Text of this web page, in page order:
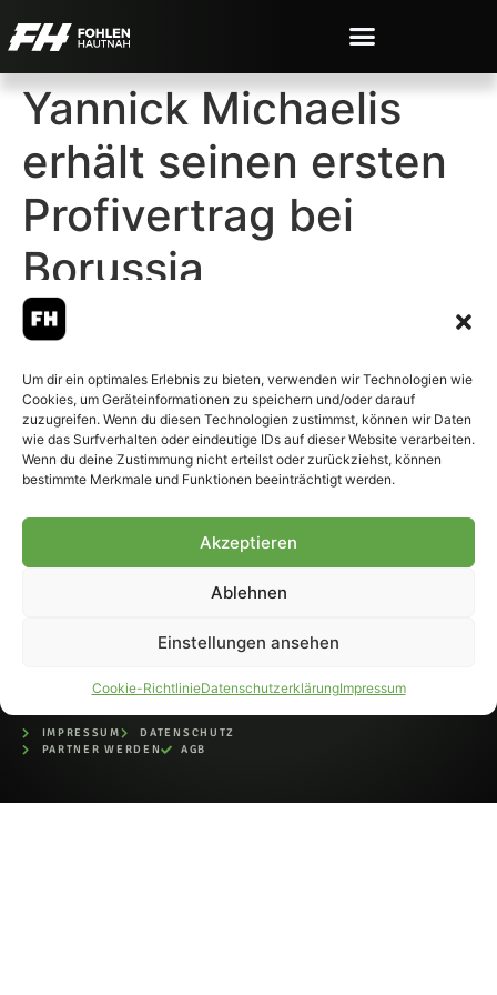
Um dir ein optimales Erlebnis zu bieten, verwenden wir Technologien wie
Cookies, um Geräteinformationen zu speichern und/oder darauf
zuzugreifen. Wenn du diesen Technologien zustimmst, können wir Daten
wie das Surfverhalten oder eindeutige IDs auf dieser Website verarbeiten.
Wenn du deine Zustimmung nicht erteilst oder zurückziehst, können
bestimmte Merkmale und Funktionen beeinträchtigt werden.
Akzeptieren
Ablehnen
Einstellungen ansehen
Cookie-RichtlinieDatenschutzerklärungImpressum
Yannick Michaelis
erhält seinen ersten
Profivertrag bei
Borussia
© 2007-2026 Fohlen-Hautnah.de
– Alle rechte vorbehalten.
Fohlen-Hautnah.de ist ein
offiziell eingetragenes Magazin
IMPRESSUM
DATENSCHUTZ
PARTNER WERDEN
AGB